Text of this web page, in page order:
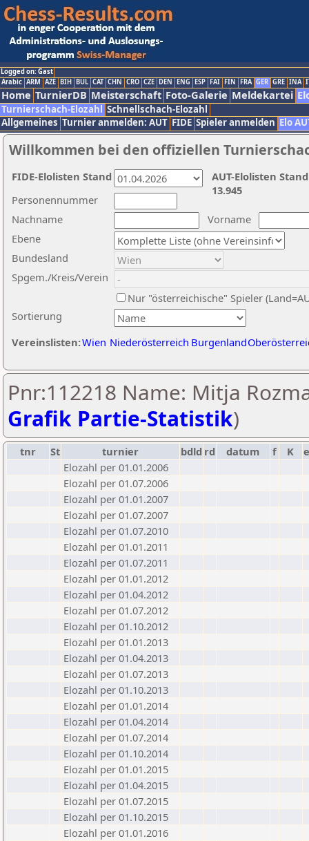
Logged on: Gast
Arabic ARM AZE BIH BUL CAT CHN CRO CZE DEN ENG ESP FAI FIN FRA GER GRE INA
Home TurnierDB Meisterschaft Foto-Galerie Meldekartei
Turnierschach-Elozahl Schnellschach-Elozahl
Allgemeines Turnier anmelden: AUT FIDE Spieler anmelden Elo
Willkommen bei den offiziellen
Nachname
Vorname
Ebene
Sortierung
Personennummer
Bundesland
Spgem./Kreis/Verein
Nur "österreichische" Spieler
Vereinslisten:Wien Niederösterreich Burgenland
AUT-Elolisten
13.945
FIDE-Elolisten Stand
Pnr:112218 Name: Mitja
Grafik Partie-Statistik)
tnr St turnier bdld rd datum f K
Elozahl per 01.01.2006
Elozahl per 01.07.2006
Elozahl per 01.01.2007
Elozahl per 01.07.2007
Elozahl per 01.07.2010
Elozahl per 01.01.2011
Elozahl per 01.07.2011
Elozahl per 01.01.2012
Elozahl per 01.04.2012
Elozahl per 01.07.2012
Elozahl per 01.10.2012
Elozahl per 01.01.2013
Elozahl per 01.04.2013
Elozahl per 01.07.2013
Elozahl per 01.10.2013
Elozahl per 01.01.2014
Elozahl per 01.04.2014
Elozahl per 01.07.2014
Elozahl per 01.10.2014
Elozahl per 01.01.2015
Elozahl per 01.04.2015
Elozahl per 01.07.2015
Elozahl per 01.10.2015
Elozahl per 01.01.2016